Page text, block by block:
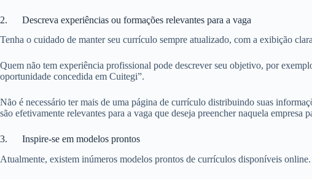
2. Descreva experiências ou formações relevantes para a vaga
Tenha o cuidado de manter seu currículo sempre atualizado, com a exibição
Quem não tem experiência profissional pode descrever seu objetivo, por
oportunidade concedida em Cuitegi”.
Não é necessário ter mais de uma página de currículo distribuindo suas
são efetivamente relevantes para a vaga que deseja preencher naquela
3. Inspire-se em modelos prontos
Atualmente, existem inúmeros modelos prontos de currículos disponíveis